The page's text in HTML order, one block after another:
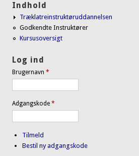
Indhold
Træklatreinstruktøruddannelsen
Godkendte Instruktører
Kursusoversigt
Log ind
Brugernavn *
Adgangskode *
Tilmeld
Bestil ny adgangskode